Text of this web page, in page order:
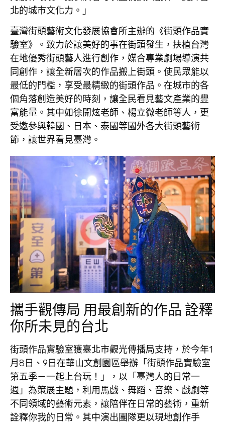
北的城市文化力。」
臺灣街頭藝術文化發展協會所主辦的《街頭作品實
驗室》。致力於讓美好的事在街頭發生，扶植台灣
在地優秀街頭藝人進行創作，媒合專業劇場導演共
同創作，讓全新層次的作品搬上街頭。使民眾能以
最低的門檻，享受最精緻的街頭作品。在城市的各
個角落創造美好的時刻，讓全民看見藝文產業的豐
富能量。其中如徐開炫老師、楊立微老師等人，更
受邀參與韓國、日本、泰國等國外各大街頭藝術
節，讓世界看見臺灣。
攜手觀傳局 用最創新的作品 詮釋
你所未見的台北
街頭作品實驗室獲臺北市觀光傳播局支持，於今年1
月8日、9日在華山文創園區舉辦「街頭作品實驗室
第五季－一起上台玩！」，以「臺灣人的日常一
週」為策展主題，利用馬戲、舞蹈、音樂、戲劇等
不同領域的藝術元素，讓陪伴在日常的藝術，重新
詮釋你我的日常。其中演出團隊更以現地創作手